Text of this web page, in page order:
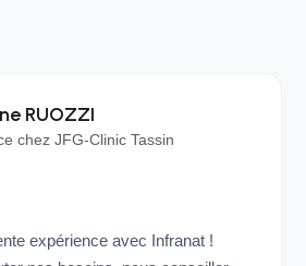
RUOZZI
chez JFG-Clinic Tassin
expérience avec Infranat !